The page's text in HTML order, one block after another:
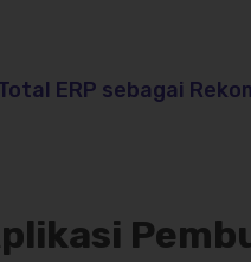
ERP sebagai